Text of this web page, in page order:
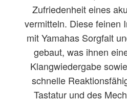
Zufriedenheit eines
vermitteln. Diese feinen
mit Yamahas Sorgfalt
gebaut, was ihnen
Klangwiedergabe
schnelle
Tastatur und des